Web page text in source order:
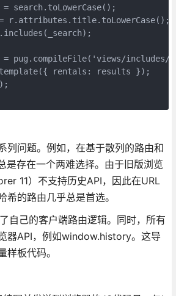
search.toLowerCase();
r.attributes.title.toLowerCase();
pug.compileFile('views/includes/
rentals: results });
列问题。例如，在基于散列的路由和
是存在一个两难选择。由于旧版浏览
11）不支持历史API，因此在URL
希的路由几乎总是首选。
自己的客户端路由逻辑。同时，所有
器API，例如window.history。这导
样板代码。